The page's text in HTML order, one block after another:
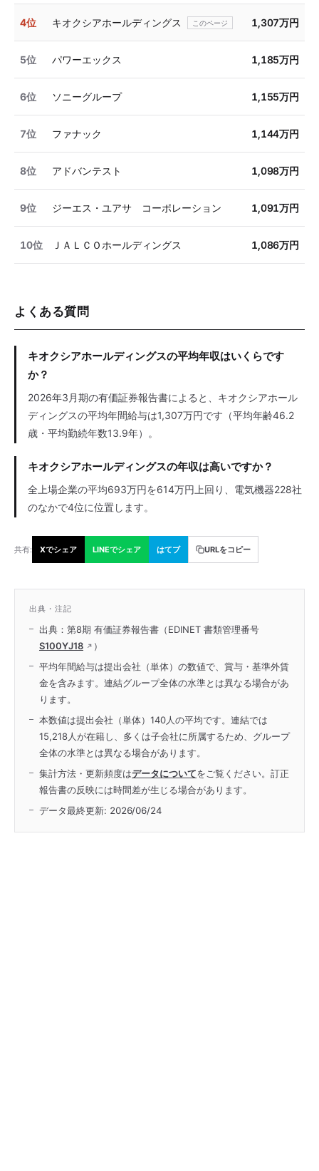
4位 キオクシアホールディングス 1,307万円
5位 パワーエックス 1,185万円
6位 ソニーグループ 1,155万円
7位 ファナック 1,144万円
8位 アドバンテスト 1,098万円
9位 ジーエス・ユアサ コーポレーション 1,091万円
10位 ＪＡＬＣＯホールディングス 1,086万円
よくある質問
キオクシアホールディングスの平均年収はいくらです
か？
2026年3月期の有価証券報告書によると、キオクシアホール
ディングスの平均年間給与は1,307万円です（平均年齢46.2
歳・平均勤続年数13.9年）。
キオクシアホールディングスの年収は高いですか？
全上場企業の平均693万円を614万円上回り、電気機器228社
のなかで4位に位置します。
共有: Xでシェア LINEでシェア はてブ URLをコピー
出典・注記
出典：第8期 有価証券報告書（EDINET 書類管理番号
S100YJ18
）
平均年間給与は提出会社（単体）の数値で、賞与・基準外賃
金を含みます。連結グループ全体の水準とは異なる場合があ
ります。
本数値は提出会社（単体）140人の平均です。連結では
15,218人が在籍し、多くは子会社に所属するため、グループ
全体の水準とは異なる場合があります。
集計方法・更新頻度はデータについてをご覧ください。訂正
報告書の反映には時間差が生じる場合があります。
データ最終更新: 2026/06/24